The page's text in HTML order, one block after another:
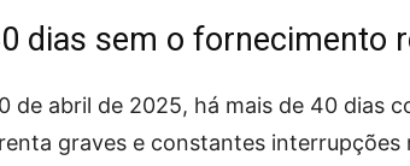
dias sem o fornecimento
de abril de 2025, há mais de 40 dias
graves e constantes